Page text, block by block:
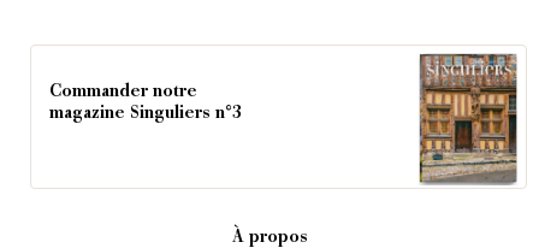
Commander notre
magazine Singuliers n°3
À propos